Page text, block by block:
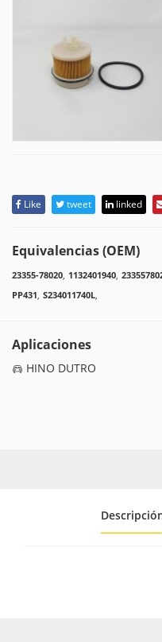
Like tweet linked
Equivalencias (OEM)
23355-78020 1132401940
PP431 S234011740L
Aplicaciones
HINO DUTRO